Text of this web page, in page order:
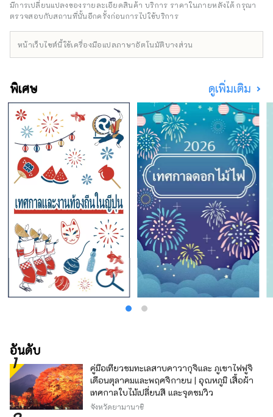
ใช้ประโยชน์จากทรัพยากรการท่องเที่ยวของอิซุ
เมืองอิซุ อุดมไปด้วยธรรมชาติและเกษตรกรรม มี
ชายหาด และพื้นที่ภูเขา นอกจากนี้ยังเดินทาง
งานที่ชนะเลิศในการประกวดภาพถ่ายระบายสี
เมืองอิซุ ช่างภาพ: โอจิมะ ฮิโรกิ ชื่อผลงาน:
"ระบายสีแสงหิมะ" ห้ามใช้และทำซ้ำภาพปกโดย
ไม่ได้รับอนุญาต สำหรับข้อมูลเกี่ยวกับการใช้
รูปภาพหน้าปก โปรดตรวจสอบเว็บไซต์ข้อมูลการ
ท่องเที่ยว เมืองอิซุ
มีการเปลี่ยนแปลงของรายละเอียดสินค้า บริการ ราคาในภายหลังได้ กรุณา
ตรวจสอบกับสถานที่นั้นอีกครั้งก่อนการไปใช้บริการ
หน้าเว็บไซต์นี้ใช้เครื่องมือแปลภาษาอัตโนมัติบางส่วน
พิเศษ ดูเพิ่มเติม
อันดับ
คู่มือเที่ยวชมทะเลสาบคาวากุจิและ ภูเขาไฟฟูจิ
เดือนตุลาคมและพฤศจิกายน | อุณหภูมิ เสื้อผ้า
เทศกาลใบไม้เปลี่ยนสี และจุดชมวิว
จังหวัดยามานาชิ